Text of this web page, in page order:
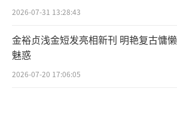
2026-07-31 13:28:43
金裕贞浅金短发亮相新刊 明艳复古慵懒
魅惑
2026-07-20 17:06:05